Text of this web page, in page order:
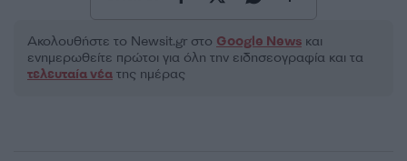
Ακολουθήστε το Νewsit.gr στο Google News και
ενημερωθείτε πρώτοι για όλη την ειδησεογραφία και τα
τελευταία νέα της ημέρας